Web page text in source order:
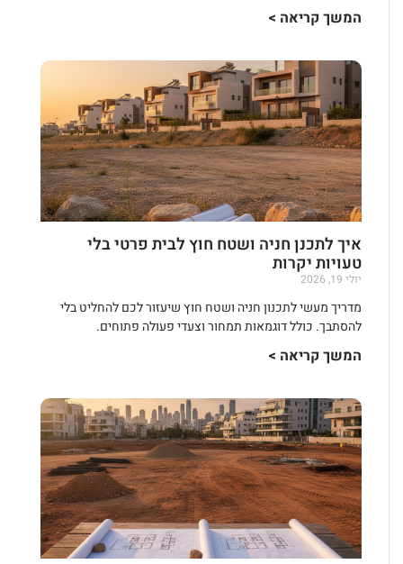
המשך קריאה >
איך לתכנן חניה ושטח חוץ לבית פרטי בלי
טעויות יקרות
יולי 19, 2026
מדריך מעשי לתכנון חניה ושטח חוץ שיעזור לכם להחליט בלי
להסתבך. כולל דוגמאות תמחור וצעדי פעולה פתוחים.
המשך קריאה >